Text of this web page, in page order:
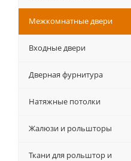
Межкомнатные двери
Входные двери
Дверная фурнитура
Натяжные потолки
Жалюзи и рольшторы
Ткани для рольштор и